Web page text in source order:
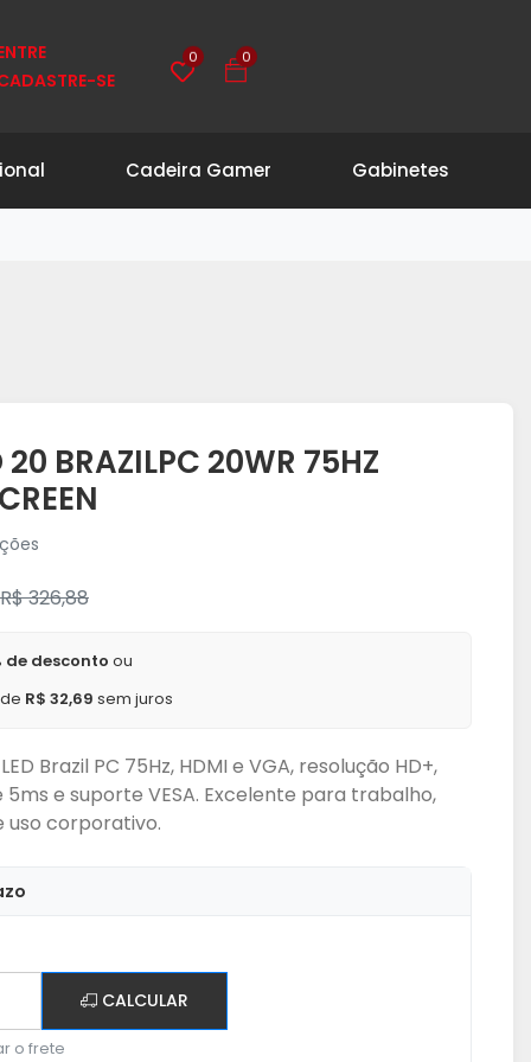
SE
0 0
Cadeira Gamer Gabinetes
BRAZILPC 20WR 75HZ
R$ 326,88
de desconto ou
R$ 32,69 sem juros
Brazil PC 75Hz, HDMI e VGA, resolução HD+,
e suporte VESA. Excelente para trabalho,
uso corporativo.
CALCULAR
o frete